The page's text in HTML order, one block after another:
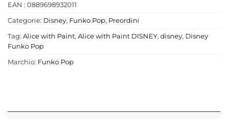
EAN : 0889698932011
Categorie: Disney, Funko Pop, Preordini
Tag: Alice with Paint, Alice with Paint DISNEY, disney, Disney
Funko Pop
Marchio: Funko Pop